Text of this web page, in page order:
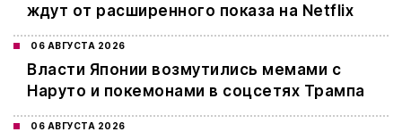
ждут от расширенного показа на Netflix
06 АВГУСТА 2026
Власти Японии возмутились мемами с
Наруто и покемонами в соцсетях Трампа
06 АВГУСТА 2026